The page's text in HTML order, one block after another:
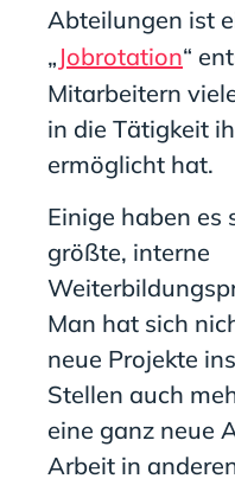
Abteilungen ist
„ Jobrotation“
Mitarbeitern
in die Tätigkeit
ermöglicht hat.
Einige haben es
größte, interne
Man hat sich
neue Projekte
Stellen auch
eine ganz neue
Arbeit in